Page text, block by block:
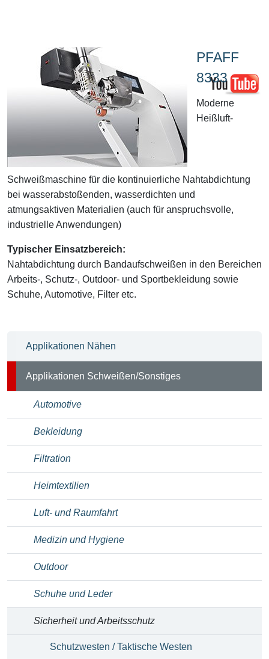
PFAFF
8333
Moderne
Heißluft-
Schweißmaschine für die kontinuierliche Nahtabdichtung
bei wasserabstoßenden, wasserdichten und
atmungsaktiven Materialien (auch für anspruchsvolle,
industrielle Anwendungen)
Typischer Einsatzbereich:
Nahtabdichtung durch Bandaufschweißen in den Bereichen
Arbeits-, Schutz-, Outdoor- und Sportbekleidung sowie
Schuhe, Automotive, Filter etc.
Applikationen Nähen
Applikationen Schweißen/Sonstiges
Automotive
Bekleidung
Filtration
Heimtextilien
Luft- und Raumfahrt
Medizin und Hygiene
Outdoor
Schuhe und Leder
Sicherheit und Arbeitsschutz
Schutzwesten / Taktische Westen